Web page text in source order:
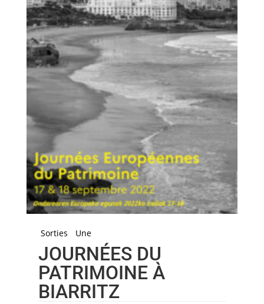
Sorties Une
JOURNÉES DU
PATRIMOINE À
BIARRITZ